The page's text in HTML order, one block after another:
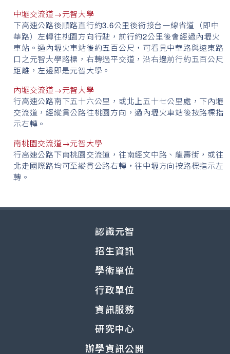
中壢交流道→元智大學
下高速公路後順路直行約3.6公里後銜接台一線省道（即中
華路）左轉往桃園方向行駛，前行約2公里後會經過內壢火
車站。過內壢火車站後約五百公尺，可看見中華路與遠東路
口之元智大學路標，右轉過平交道，沿右邊前行約五百公尺
距離，左邊即是元智大學。
內壢交流道→元智大學
行高速公路南下五十六公里，或北上五十七公里處，下內壢
交流道，經縱貫公路往桃園方向，過內壢火車站後按路標指
示右轉。
南桃園交流道→元智大學
行高速公路下南桃園交流道，往南經文中路、龍壽街，或往
北走國際路均可至縱貫公路右轉，往中壢方向按路標指示左
轉。
認識元智
招生資訊
學術單位
行政單位
資訊服務
研究中心
辦學資訊公開